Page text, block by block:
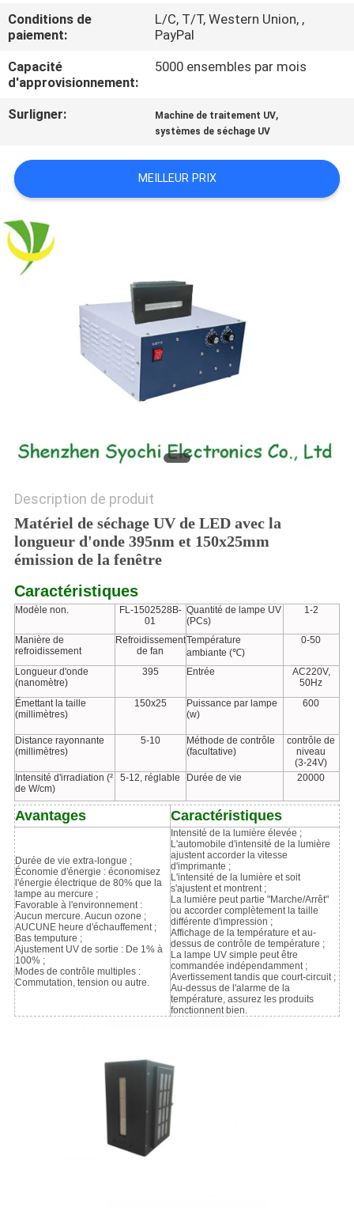
NOUVELLES
DEMANDEZ
UNE
CITATION
PLAN
DU
SITE
PRIVACY
Conditions de
paiement:
L/C, T/T, Western Union, ,
PayPal
Capacité
d'approvisionnement:
5000 ensembles par mois
Surligner: Machine de traitement UV,
systèmes de séchage UV
MEILLEUR PRIX
Description de produit
Matériel de séchage UV de LED avec la
longueur d'onde 395nm et 150x25mm
émission de la fenêtre
Caractéristiques
Modèle non.
FL-1502528B-
01
Quantité de lampe UV
(PCs)
1-2
Manière de
refroidissement
Refroidissement
de fan
Température
ambiante (℃)
0-50
Longueur d'onde
(nanomètre)
395 Entrée
AC220V,
50Hz
Émettant la taille
(millimètres)
150x25
Puissance par lampe
(w)
600
Distance rayonnante
(millimètres)
5-10
Méthode de contrôle
(facultative)
contrôle de
niveau
(3-24V)
Intensité d'irradiation (²
de W/cm)
5-12, réglable Durée de vie 20000
Avantages Caractéristiques
Durée de vie extra-longue ;
Économie d'énergie : économisez
l'énergie électrique de 80% que la
lampe au mercure ;
Favorable à l'environnement :
Aucun mercure. Aucun ozone ;
AUCUNE heure d'échauffement ;
Bas temputure ;
Ajustement UV de sortie : De 1% à
100% ;
Modes de contrôle multiples :
Commutation, tension ou autre.
Intensité de la lumière élevée ;
L'automobile d'intensité de la lumière
ajustent accorder la vitesse
d'imprimante ;
L'intensité de la lumière et soit
s'ajustent et montrent ;
La lumière peut partie "Marche/Arrêt"
ou accorder complètement la taille
différente d'impression ;
Affichage de la température et au-
dessus de contrôle de température ;
La lampe UV simple peut être
commandée indépendamment ;
Avertissement tandis que court-circuit ;
Au-dessus de l'alarme de la
température, assurez les produits
fonctionnent bien.